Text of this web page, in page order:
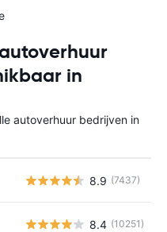
in
autoverhuur bedrijven in
8.9 (7437)
8.4 (10251)